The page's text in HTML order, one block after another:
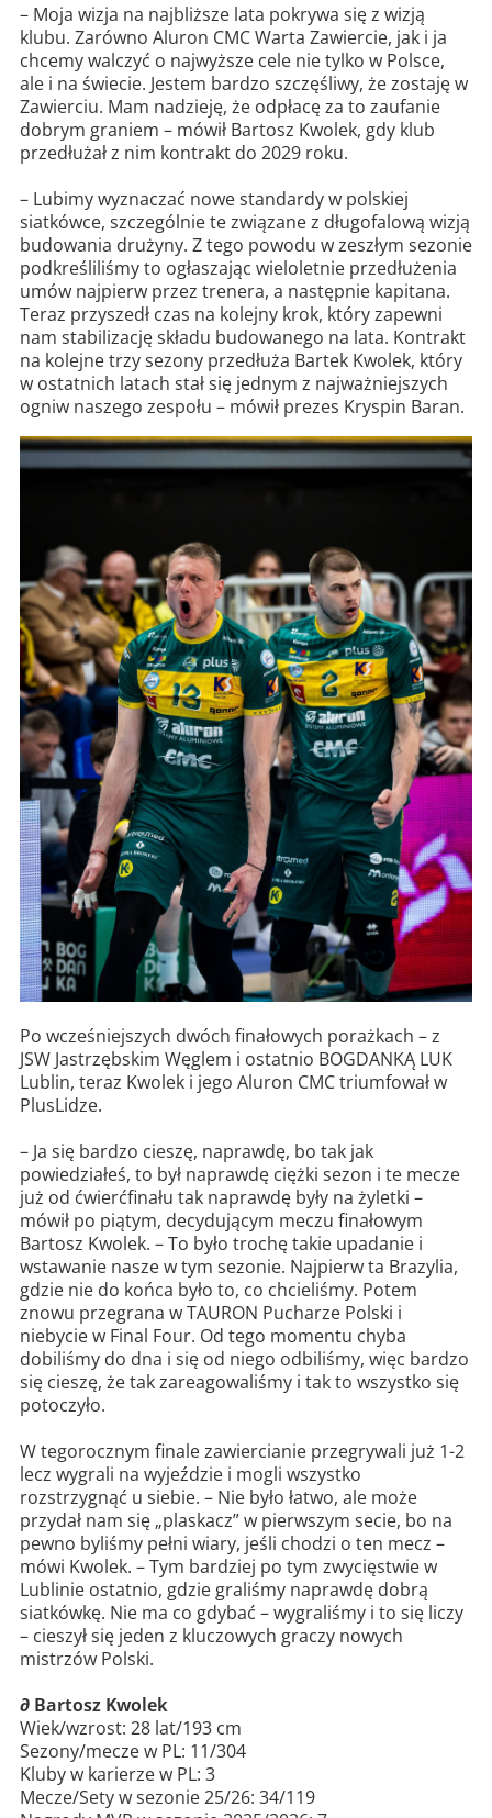
– Moja wizja na najbliższe lata pokrywa się z wizją
klubu. Zarówno Aluron CMC Warta Zawiercie, jak i ja
chcemy walczyć o najwyższe cele nie tylko w Polsce,
ale i na świecie. Jestem bardzo szczęśliwy, że zostaję w
Zawierciu. Mam nadzieję, że odpłacę za to zaufanie
dobrym graniem – mówił Bartosz Kwolek, gdy klub
przedłużał z nim kontrakt do 2029 roku.
– ⁠Lubimy wyznaczać nowe standardy w polskiej
siatkówce, szczególnie te związane z długofalową wizją
budowania drużyny. Z tego powodu w zeszłym sezonie
podkreśliliśmy to ogłaszając wieloletnie przedłużenia
umów najpierw przez trenera, a następnie kapitana.
Teraz przyszedł czas na kolejny krok, który zapewni
nam stabilizację składu budowanego na lata. Kontrakt
na kolejne trzy sezony przedłuża Bartek Kwolek, który
w ostatnich latach stał się jednym z najważniejszych
ogniw naszego zespołu – mówił prezes Kryspin Baran.
Po wcześniejszych dwóch finałowych porażkach – z
JSW Jastrzębskim Węglem i ostatnio BOGDANKĄ LUK
Lublin, teraz Kwolek i jego Aluron CMC triumfował w
PlusLidze.
– Ja się bardzo cieszę, naprawdę, bo tak jak
powiedziałeś, to był naprawdę ciężki sezon i te mecze
już od ćwierćfinału tak naprawdę były na żyletki –
mówił po piątym, decydującym meczu finałowym
Bartosz Kwolek. – To było trochę takie upadanie i
wstawanie nasze w tym sezonie. Najpierw ta Brazylia,
gdzie nie do końca było to, co chcieliśmy. Potem
znowu przegrana w TAURON Pucharze Polski i
niebycie w Final Four. Od tego momentu chyba
dobiliśmy do dna i się od niego odbiliśmy, więc bardzo
się cieszę, że tak zareagowaliśmy i tak to wszystko się
potoczyło.
W tegorocznym finale zawiercianie przegrywali już 1-2
lecz wygrali na wyjeździe i mogli wszystko
rozstrzygnąć u siebie. – Nie było łatwo, ale może
przydał nam się „plaskacz” w pierwszym secie, bo na
pewno byliśmy pełni wiary, jeśli chodzi o ten mecz –
mówi Kwolek. – Tym bardziej po tym zwycięstwie w
Lublinie ostatnio, gdzie graliśmy naprawdę dobrą
siatkówkę. Nie ma co gdybać – wygraliśmy i to się liczy
– cieszył się jeden z kluczowych graczy nowych
mistrzów Polski.
∂ Bartosz Kwolek
Wiek/wzrost: 28 lat/193 cm
Sezony/mecze w PL: 11/304
Kluby w karierze w PL: 3
Mecze/Sety w sezonie 25/26: 34/119